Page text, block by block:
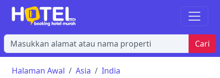
Cari
Halaman Awal Asia
India